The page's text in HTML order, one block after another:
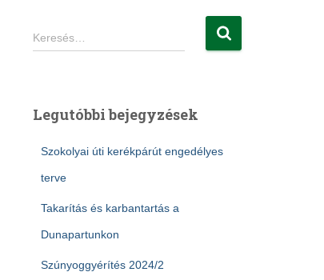
K
e
é
Keresés…
Legutóbbi bejegyzések
Szokolyai úti kerékpárút engedélyes
terve
Takarítás és karbantartás a
Dunapartunkon
Szúnyoggyérítés 2024/2